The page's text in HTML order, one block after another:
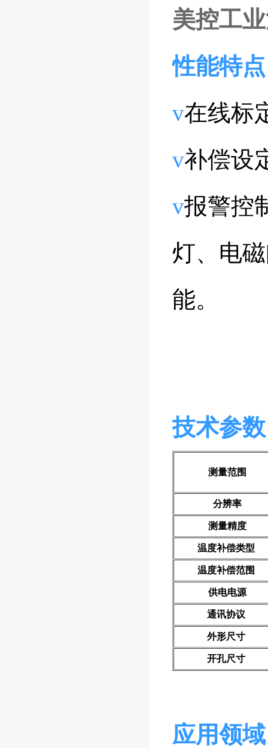
美控工
性能特
v在线标
v补偿设
v报警控
灯、电
能。
技术参
测量范围
分辨率
测量精度
温度补偿类型
温度补偿范围
供电电源
通讯协议
外形尺寸
开孔尺寸
应用领